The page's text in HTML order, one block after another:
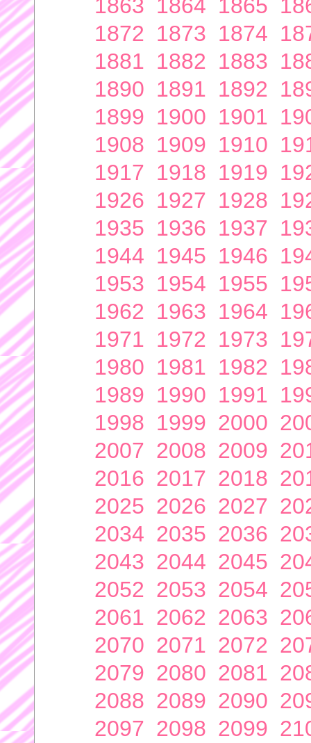
1863 1864 1865
1872 1873 1874
1881 1882 1883
1890 1891 1892
1899 1900 1901
1908 1909 1910
1917 1918 1919
1926 1927 1928
1935 1936 1937
1944 1945 1946
1953 1954 1955
1962 1963 1964
1971 1972 1973
1980 1981 1982
1989 1990 1991
1998 1999 2000
2007 2008 2009
2016 2017 2018
2025 2026 2027
2034 2035 2036
2043 2044 2045
2052 2053 2054
2061 2062 2063
2070 2071 2072
2079 2080 2081
2088 2089 2090
2097 2098 2099